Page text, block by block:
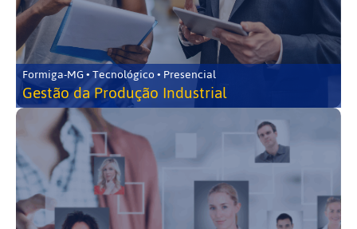
Formiga-MG • Tecnológico • Presencial
Gestão da Produção Industrial